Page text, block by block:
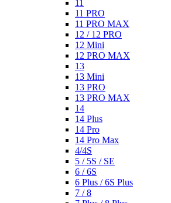
11
11 PRO
11 PRO MAX
12 / 12 PRO
12 Mini
12 PRO MAX
13
13 Mini
13 PRO
13 PRO MAX
14
14 Plus
14 Pro
14 Pro Max
4/4S
5 / 5S / SE
6 / 6S
6 Plus / 6S Plus
7 / 8